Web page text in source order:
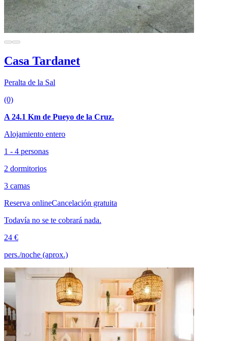
Casa Tardanet
Peralta de la Sal
(0)
A 24.1 Km de Pueyo de la Cruz.
Alojamiento entero
1 - 4 personas
2 dormitorios
3 camas
Reserva onlineCancelación gratuita
Todavía no se te cobrará nada.
24 €
pers./noche (aprox.)